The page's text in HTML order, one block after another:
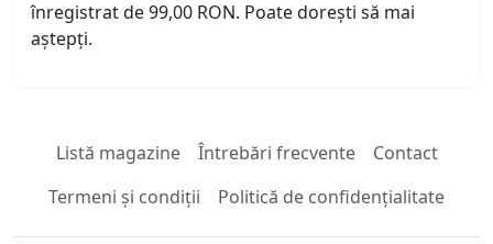
înregistrat de 99,00 RON. Poate dorești să mai
aștepți.
Listă magazine Întrebări frecvente
Contact
Termeni și condiții
Politică de confidențialitate